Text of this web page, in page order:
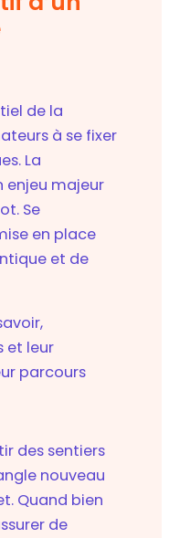
de la
à se fixer
La
enjeu majeur
Se
en place
et de
et leur
parcours
des sentiers
nouveau
Quand bien
de